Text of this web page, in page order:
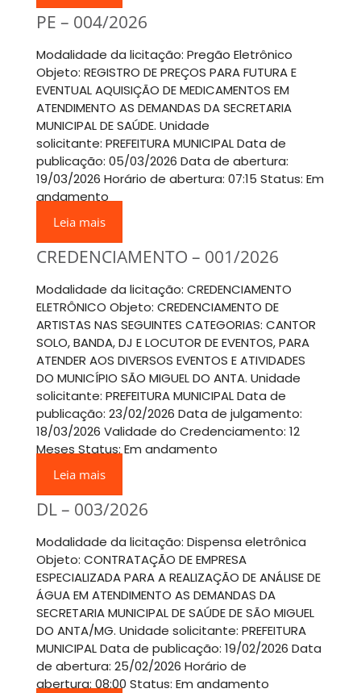
PE – 004/2026
Modalidade da licitação: Pregão Eletrônico
Objeto: REGISTRO DE PREÇOS PARA FUTURA E
EVENTUAL AQUISIÇÃO DE MEDICAMENTOS EM
ATENDIMENTO AS DEMANDAS DA SECRETARIA
MUNICIPAL DE SAÚDE. Unidade
solicitante: PREFEITURA MUNICIPAL Data de
publicação: 05/03/2026 Data de abertura:
19/03/2026 Horário de abertura: 07:15 Status: Em
andamento
Leia mais
CREDENCIAMENTO – 001/2026
Modalidade da licitação: CREDENCIAMENTO
ELETRÔNICO Objeto: CREDENCIAMENTO DE
ARTISTAS NAS SEGUINTES CATEGORIAS: CANTOR
SOLO, BANDA, DJ E LOCUTOR DE EVENTOS, PARA
ATENDER AOS DIVERSOS EVENTOS E ATIVIDADES
DO MUNICÍPIO SÃO MIGUEL DO ANTA. Unidade
solicitante: PREFEITURA MUNICIPAL Data de
publicação: 23/02/2026 Data de julgamento:
18/03/2026 Validade do Credenciamento: 12
Meses Status: Em andamento
Leia mais
DL – 003/2026
Modalidade da licitação: Dispensa eletrônica
Objeto: CONTRATAÇÃO DE EMPRESA
ESPECIALIZADA PARA A REALIZAÇÃO DE ANÁLISE DE
ÁGUA EM ATENDIMENTO AS DEMANDAS DA
SECRETARIA MUNICIPAL DE SAÚDE DE SÃO MIGUEL
DO ANTA/MG. Unidade solicitante: PREFEITURA
MUNICIPAL Data de publicação: 19/02/2026 Data
de abertura: 25/02/2026 Horário de
abertura: 08:00 Status: Em andamento